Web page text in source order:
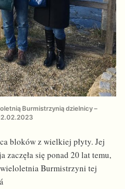
Burmistrzynią dzielnicy –
bloków z wielkiej płyty. Jej
zaczęła się ponad 20 lat temu,
Burmistrzyni tej